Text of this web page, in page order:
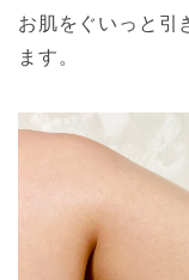
お肌をぐいっと引
ます。